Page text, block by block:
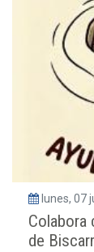
lunes, 07
Colabora
de